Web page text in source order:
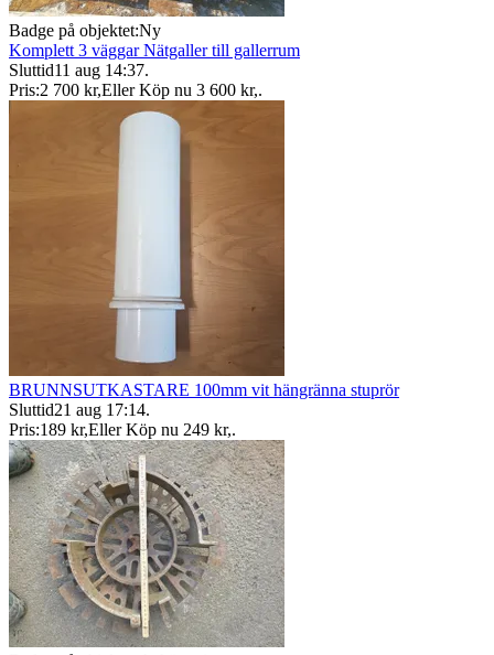
Badge på objektet:Ny
Komplett 3 väggar Nätgaller till gallerrum
Sluttid11 aug 14:37.
Pris:2 700 kr,Eller Köp nu 3 600 kr,.
BRUNNSUTKASTARE 100mm vit hängränna stuprör
Sluttid21 aug 17:14.
Pris:189 kr,Eller Köp nu 249 kr,.